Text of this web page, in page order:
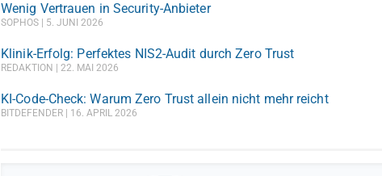
Wenig Vertrauen in Security-Anbieter
SOPHOS 5. JUNI 2026
Klinik-Erfolg: Perfektes NIS2-Audit durch Zero Trust
REDAKTION 22. MAI 2026
KI-Code-Check: Warum Zero Trust allein nicht mehr reicht
BITDEFENDER 16. APRIL 2026